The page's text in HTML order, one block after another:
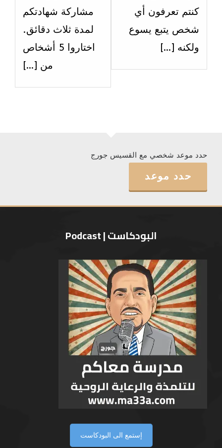
كنتم تعرفون أي
شخص يتبع يسوع
ولكنه […]
مشاركة شهادتكم
لمدة ثلاث دقائق.
اختاروا 5 أشخاص
من […]
حدد موعد شخصي مع القسيس جورج
حدد موعد
البودكاست | Podcast
إستمع الى البودكاست